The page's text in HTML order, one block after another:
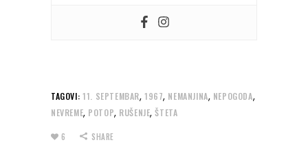
TAGOVI: 11. SEPTEMBAR,1967, NEMANJINA, NEPOGODA,
NEVREME, POTOP, RUŠENJE,ŠTETA
6 SHARE